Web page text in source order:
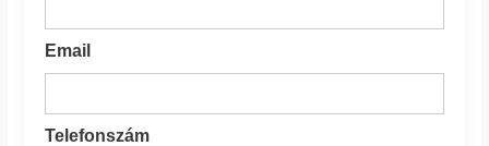
Email
Telefonszám